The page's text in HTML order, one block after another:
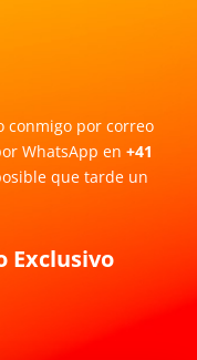
conmigo por correo
WhatsApp en+41
que tarde un
Exclusivo